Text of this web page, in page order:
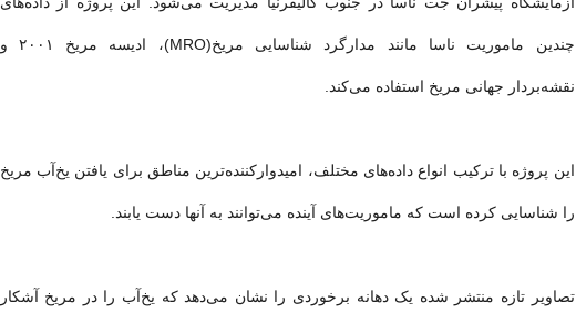
چندین ماموریت ناسا مانند مدارگرد شناسایی مریخ(MRO)، ادیسه مریخ ۲۰۰۱ و
نقشه‌بردار جهانی مریخ استفاده می‌کند.
این پروژه با ترکیب انواع داده‌های مختلف، امیدوارکننده‌ترین مناطق برای یافتن یخ‌آب مریخ
را شناسایی کرده است که ماموریت‌های آینده می‌توانند به آنها دست یابند.
تصاویر تازه منتشر شده یک دهانه برخوردی را نشان می‌دهد که یخ‌آب را در مریخ آشکار